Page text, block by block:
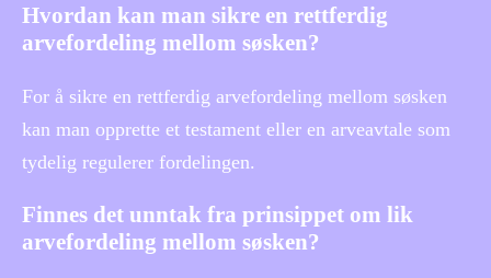
Hvordan kan man sikre en rettferdig
arvefordeling mellom søsken?
For å sikre en rettferdig arvefordeling mellom søsken
kan man opprette et testament eller en arveavtale som
tydelig regulerer fordelingen.
Finnes det unntak fra prinsippet om lik
arvefordeling mellom søsken?